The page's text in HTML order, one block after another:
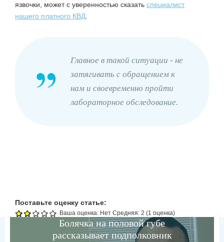
язвочки, может с уверенностью сказать специалист
нашего платного КВД.
Главное в такой ситуации - не
затягивать с обращением к
нам и своевременно пройти
лабораторное обследование.
Поставьте оценку статье:
Ваша оценка: Нет Средняя: 2 (1 оценка)
Болячка на половой губе
рассказывает подполковник